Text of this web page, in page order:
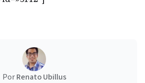
PorRenato Ubillus